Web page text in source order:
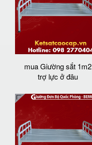
mua Giường sắt 1m2
trợ lực ở đâu